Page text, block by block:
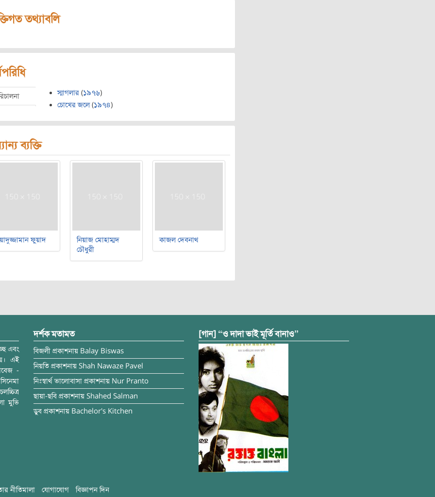
তথ্যাবলি
স্মাগলার (১৯৭৬)
চোখের জলে(১৯৭৪)
ব্যক্তি
ফুয়াদ
নিয়াজ মোহাম্মদ
চৌধুরী
কাজল দেবনাথ
এবং
এই
-
মুভি
দর্শক মতামত
বিজলী প্রকাশনায় Balay Biswas
নিয়তি প্রকাশনায় Shah Nawaze Pavel
নিঃস্বার্থ ভালোবাসা প্রকাশনায় Nur Pranto
ছায়া-ছবি প্রকাশনায় Shahed Salman
ডুব প্রকাশনায় Bachelor's Kitchen
[গান] “ও দাদা ভাই মূর্তি বানাও”
নীতিমালা যোগাযোগ বিজ্ঞাপন দিন